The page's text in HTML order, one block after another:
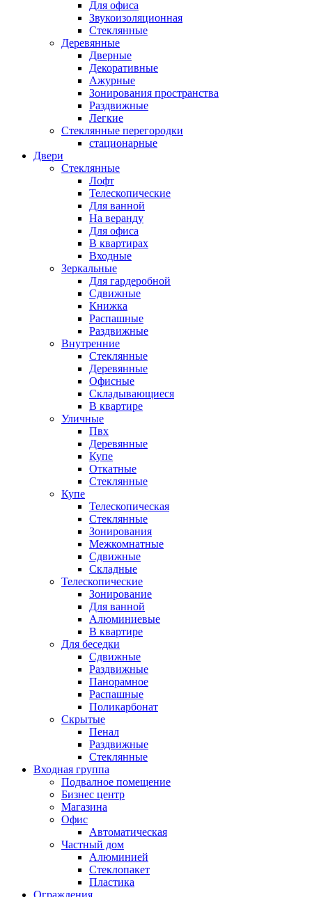
Для офиса
Звукоизоляционная
Стеклянные
Деревянные
Дверные
Декоративные
Ажурные
Зонирования пространства
Раздвижные
Легкие
Стеклянные перегородки
стационарные
Двери
Стеклянные
Лофт
Телескопические
Для ванной
На веранду
Для офиса
В квартирах
Входные
Зеркальные
Для гардеробной
Сдвижные
Книжка
Распашные
Раздвижные
Внутренние
Стеклянные
Деревянные
Офисные
Складывающиеся
В квартире
Уличные
Пвх
Деревянные
Купе
Откатные
Стеклянные
Купе
Телескопическая
Стеклянные
Зонирования
Межкомнатные
Сдвижные
Складные
Телескопические
Зонирование
Для ванной
Алюминиевые
В квартире
Для беседки
Сдвижные
Раздвижные
Панорамное
Распашные
Поликарбонат
Скрытые
Пенал
Раздвижные
Стеклянные
Входная группа
Подвалное помещение
Бизнес центр
Магазина
Офис
Автоматическая
Частный дом
Алюминией
Стеклопакет
Пластика
Ограждения